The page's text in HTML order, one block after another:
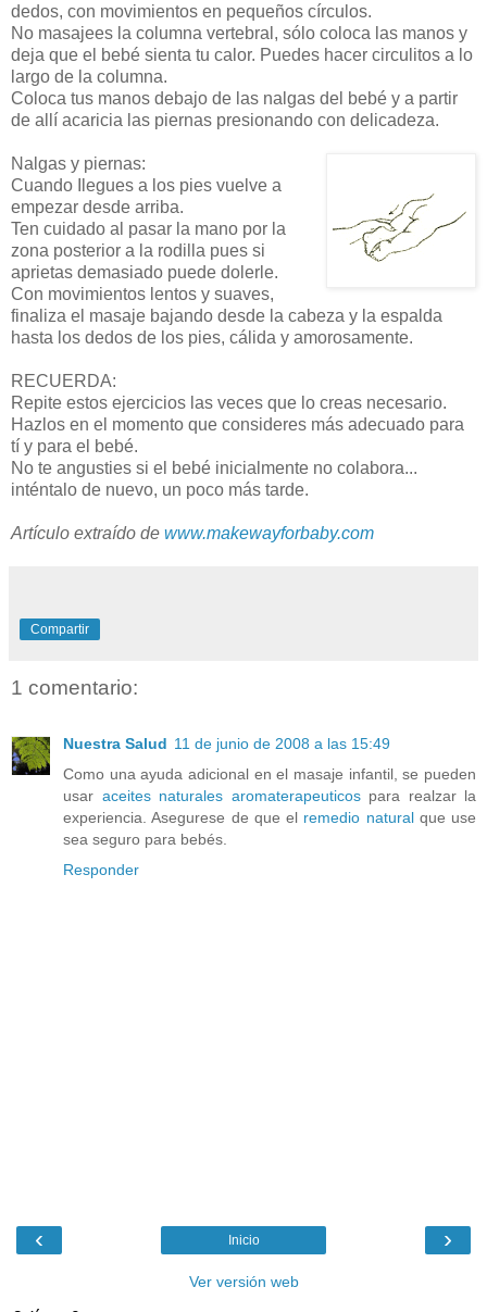
dedos, con movimientos en pequeños círculos.
No masajees la columna vertebral, sólo coloca las manos y
deja que el bebé sienta tu calor. Puedes hacer circulitos a lo
largo de la columna.
Coloca tus manos debajo de las nalgas del bebé y a partir
de allí acaricia las piernas presionando con delicadeza.
Nalgas y piernas:
Cuando Ilegues a los pies vuelve a
empezar desde arriba.
Ten cuidado al pasar la mano por la
zona posterior a la rodilla pues si
aprietas demasiado puede dolerle.
Con movimientos lentos y suaves,
finaliza el masaje bajando desde la cabeza y la espalda
hasta los dedos de los pies, cálida y amorosamente.
RECUERDA:
Repite estos ejercicios las veces que lo creas necesario.
Hazlos en el momento que consideres más adecuado para
tí y para el bebé.
No te angusties si el bebé inicialmente no colabora...
inténtalo de nuevo, un poco más tarde.
Artículo extraído de www.makewayforbaby.com
Compartir
1 comentario:
Nuestra Salud 11 de junio de 2008 a las 15:49
Como una ayuda adicional en el masaje infantil, se pueden
usar aceites naturales aromaterapeuticospara realzar la
experiencia. Asegurese de que el remedio naturalque use
sea seguro para bebés.
Responder
‹ ›
Inicio
Ver versión web